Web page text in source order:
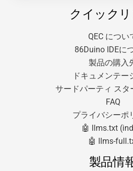
クイックリ
QEC につい
86Duino IDEに
製品の購入
ドキュメンテー
サードパーティ スタ
FAQ
プライバシーポ
🤖 llms.txt
🤖 llms-
製品情